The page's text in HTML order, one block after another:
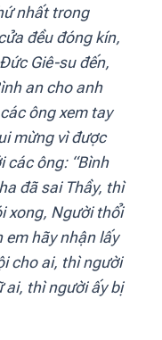
nhất trong
đều đóng kín,
Giê-su đến,
an cho anh
ông xem tay
mừng vì được
các ông: “Bình
đã sai Thầy, thì
xong, Người thổi
em hãy nhận lấy
cho ai, thì người
ai, thì người ấy bị